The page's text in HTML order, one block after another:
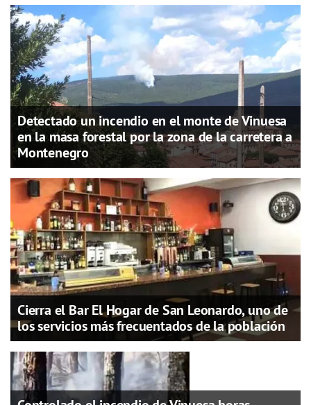
Detectado un incendio en el monte de Vinuesa
en la masa forestal por la zona de la carretera a
Montenegro
Cierra el Bar El Hogar de San Leonardo, uno de
los servicios más frecuentados de la población